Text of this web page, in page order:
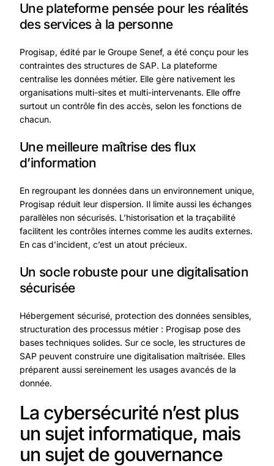
Une plateforme pensée pour les réalités
des services à la personne
Progisap, édité par le Groupe Senef, a été conçu pour les
contraintes des structures de SAP. La plateforme
centralise les données métier. Elle gère nativement les
organisations multi-sites et multi-intervenants. Elle offre
surtout un contrôle fin des accès, selon les fonctions de
chacun.
Une meilleure maîtrise des flux
d’information
En regroupant les données dans un environnement unique,
Progisap réduit leur dispersion. Il limite aussi les échanges
parallèles non sécurisés. L’historisation et la traçabilité
facilitent les contrôles internes comme les audits externes.
En cas d’incident, c’est un atout précieux.
Un socle robuste pour une digitalisation
sécurisée
Hébergement sécurisé, protection des données sensibles,
structuration des processus métier : Progisap pose des
bases techniques solides. Sur ce socle, les structures de
SAP peuvent construire une digitalisation maîtrisée. Elles
préparent aussi sereinement les usages avancés de la
donnée.
La cybersécurité n’est plus
un sujet informatique, mais
un sujet de gouvernance